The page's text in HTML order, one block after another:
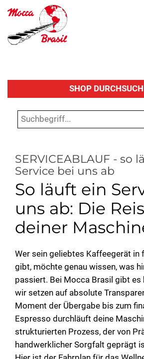
SHOP
SERVICEABLAUF - so
Service bei uns ab
So läuft ein
uns ab: Die
deiner
Wer sein geliebtes Kaffeegerät in
gibt, möchte genau wissen, was
passiert. Bei Mocca Brasil gibt es
wir setzen auf absolute
Moment der Übergabe bis zum
Espresso durchläuft deine
strukturierten Prozess, der von
handwerklicher Sorgfalt geprägt